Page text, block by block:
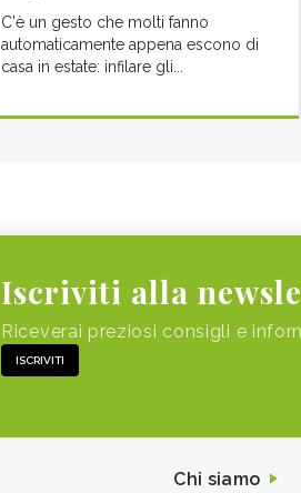
C'è un gesto che molti fanno
automaticamente appena escono di
casa in estate: infilare gli...
Iscriviti alla
Riceverai preziosi consigli e
ISCRIVITI
Chi siamo